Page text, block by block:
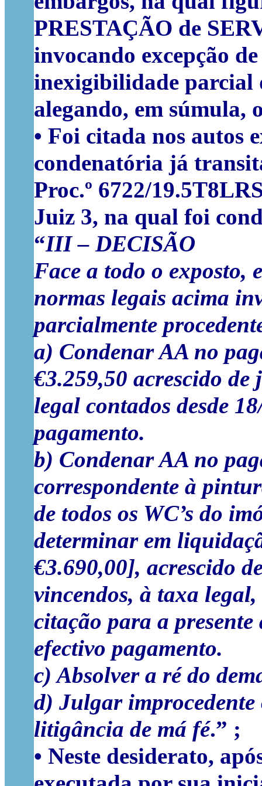
PRESTAÇÃO de
invocando excepção
inexigibilidade parcial
alegando, em súmula,
• Foi citada nos autos
condenatória já
Proc.º 6722/
Juiz 3, na qual foi
“III – DECISÃO
Face a todo o exposto,
normas legais acima
parcialmente
a) Condenar AA no
€3.259,50 acrescido de
legal contados desde
pagamento.
b) Condenar AA no
correspondente à
de todos os WC’s do
determinar em
€3.690,00], acrescido
vincendos, à taxa
citação para a
efectivo pagamento.
c) Absolver a ré do
d) Julgar improcedente
litigância de má fé.” ;
• Neste desiderato,